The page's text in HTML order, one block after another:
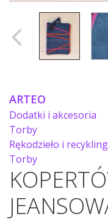
ARTEO
Dodatki i akcesoria
Torby
Rękodzieło i recykling
Torby